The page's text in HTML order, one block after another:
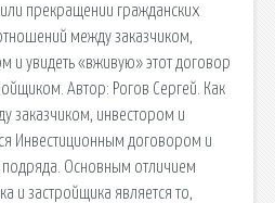
прекращении гражданских
между заказчиком,
и увидеть «вживую» этот договор
Автор: Рогов Сергей. Как
заказчиком, инвестором и
Инвестиционным договором и
Основным отличием
и застройщика является то,